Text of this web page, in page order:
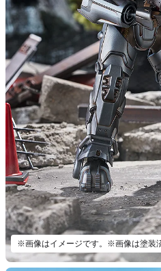
※画像はイメージです。※画像は塗装